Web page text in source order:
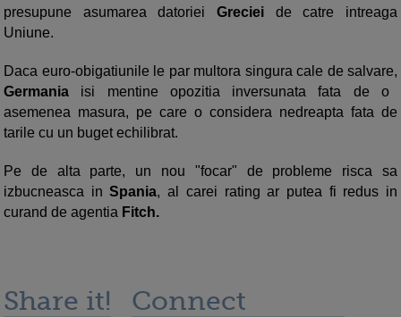
presupune asumarea datoriei Greciei de catre intreaga
Uniune.
Daca euro-obigatiunile le par multora singura cale de salvare,
Germania isi mentine opozitia inversunata fata de o
asemenea masura, pe care o considera nedreapta fata de
tarile cu un buget echilibrat.
Pe de alta parte, un nou "focar" de probleme risca sa
izbucneasca inSpania, al carei rating ar putea fi redus in
curand de agentia Fitch.
Share it! Connect